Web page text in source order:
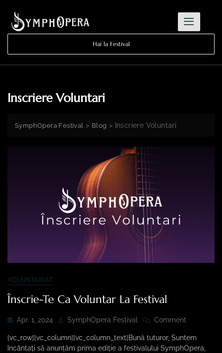
Hai la Festival
Inscriere Voluntari
SymphOpera Festival > Blog > Inscriere Voluntari
VOLUNTARIAT
Înscrie-Te Ca Voluntar La Festival
Apr. 1, 2024 SymphOpera Festival Comment
[vc_row][vc_column][vc_column_text]Bună tuturor, Suntem
încântați să anunțăm prima ediție a festivalului SymphOpera,